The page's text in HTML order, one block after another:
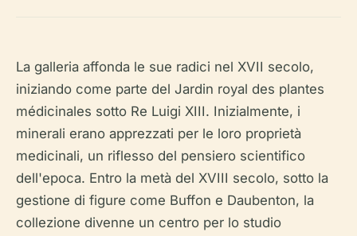
La galleria affonda le sue radici nel XVII secolo,
iniziando come parte del Jardin royal des plantes
médicinales sotto Re Luigi XIII. Inizialmente, i
minerali erano apprezzati per le loro proprietà
medicinali, un riflesso del pensiero scientifico
dell'epoca. Entro la metà del XVIII secolo, sotto la
gestione di figure come Buffon e Daubenton, la
collezione divenne un centro per lo studio